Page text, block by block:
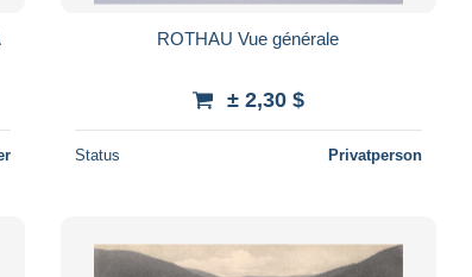
ROTHAU Vue générale
± 2,30 $
Status Privatperson